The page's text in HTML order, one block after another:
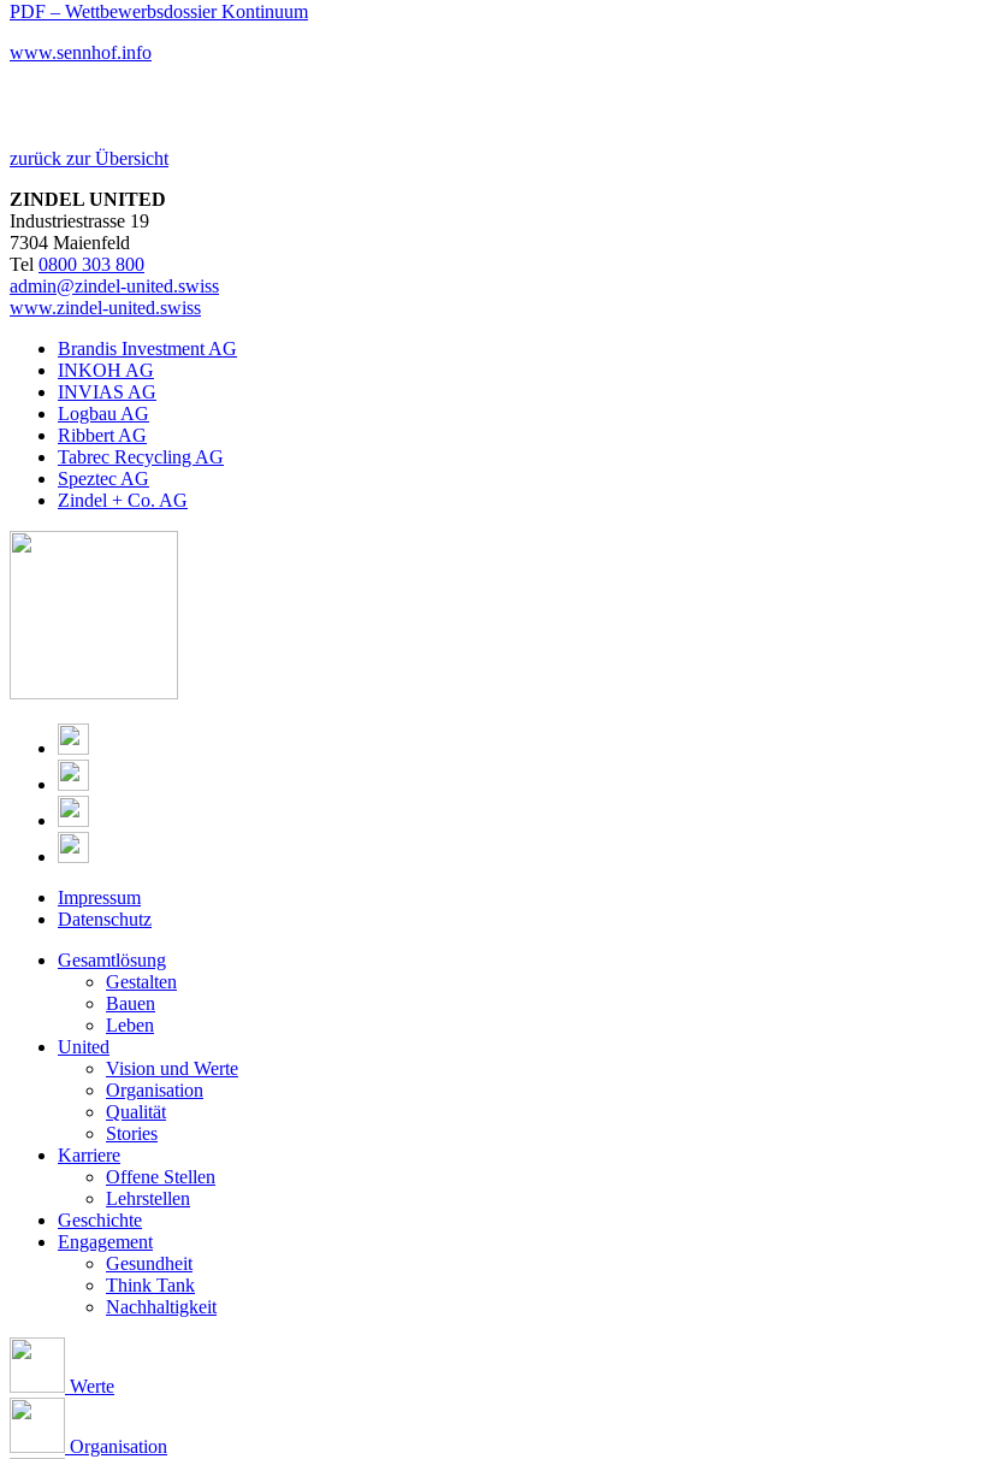
PDF – Wettbewerbsdossier Kontinuum
www.sennhof.info
zurück zur Übersicht
ZINDEL UNITED
Industriestrasse 19
7304 Maienfeld
Tel 0800 303 800
admin@zindel-united.swiss
www.zindel-united.swiss
Brandis Investment AG
INKOH AG
INVIAS AG
Logbau AG
Ribbert AG
Tabrec Recycling AG
Speztec AG
Zindel + Co. AG
Impressum
Datenschutz
Gesamtlösung
Gestalten
Bauen
Leben
United
Vision und Werte
Organisation
Qualität
Stories
Karriere
Offene Stellen
Lehrstellen
Geschichte
Engagement
Gesundheit
Think Tank
Nachhaltigkeit
Werte
Organisation